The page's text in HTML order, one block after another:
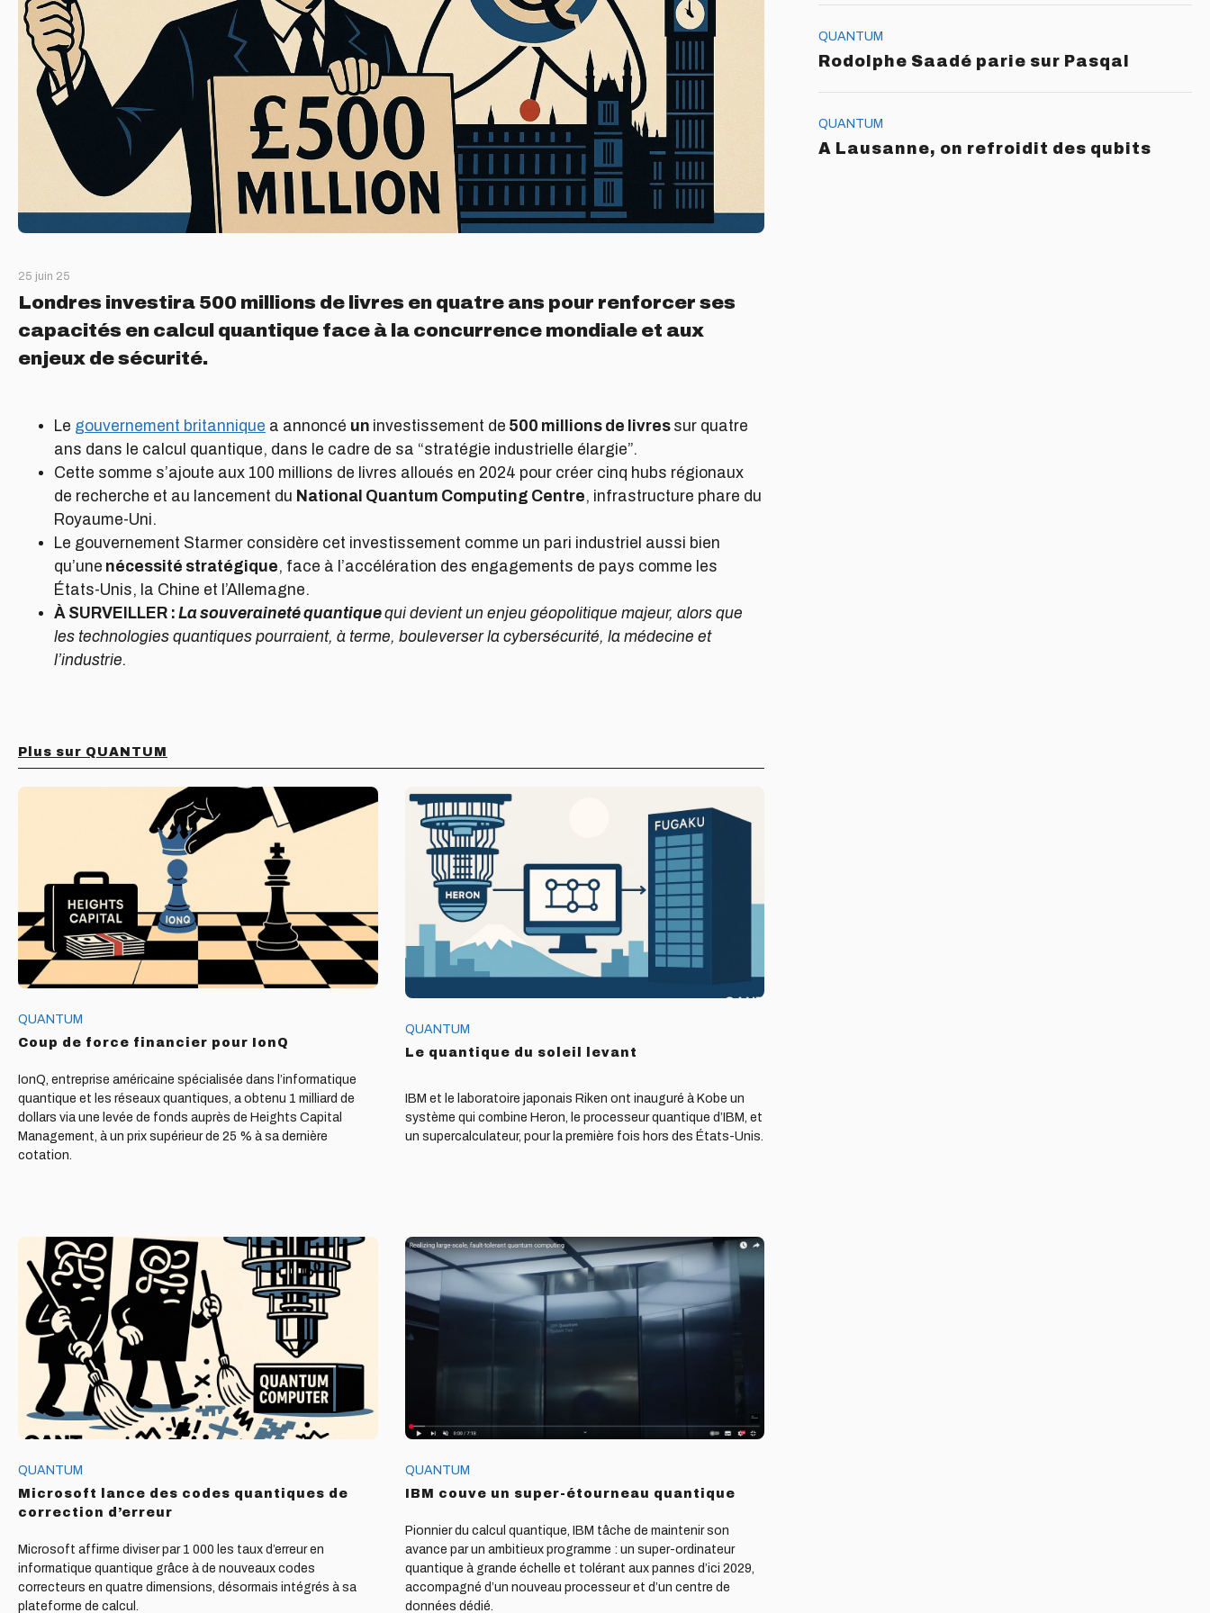
25 juin 25
Londres investira 500 millions de livres en quatre ans pour renforcer ses
capacités en calcul quantique face à la concurrence mondiale et aux
enjeux de sécurité.
Le gouvernement britannique a annoncé un investissement de 500 millions de livres sur quatre
ans dans le calcul quantique, dans le cadre de sa “stratégie industrielle élargie”.
Cette somme s’ajoute aux 100 millions de livres alloués en 2024 pour créer cinq hubs régionaux
de recherche et au lancement du National Quantum Computing Centre, infrastructure phare du
Royaume-Uni.
Le gouvernement Starmer considère cet investissement comme un pari industriel aussi bien
qu’une nécessité stratégique, face à l’accélération des engagements de pays comme les
États-Unis, la Chine et l’Allemagne.
À SURVEILLER : La souveraineté quantiquequi devient un enjeu géopolitique majeur, alors que
les technologies quantiques pourraient, à terme, bouleverser la cybersécurité, la médecine et
l’industrie.
Plus sur QUANTUM
Coup
IonQ
QUANTUM
Coup de force financier pour IonQ
IonQ, entreprise américaine spécialisée dans l’informatique
quantique et les réseaux quantiques, a obtenu 1 milliard de
dollars via une levée de fonds auprès de Heights Capital
Management, à un prix supérieur de 25 % à sa dernière
cotation.
Le
quantique
soleil
levant
QUANTUM
Le quantique du soleil levant
IBM et le laboratoire japonais Riken ont inauguré à Kobe un
système qui combine Heron, le processeur quantique d’IBM, et
un supercalculateur, pour la première fois hors des États-Unis.
Microsoft
lance
des
codes
quantiques
correction
d’erreur
QUANTUM
Microsoft lance des codes quantiques de
correction d’erreur
Microsoft affirme diviser par 1 000 les taux d’erreur en
informatique quantique grâce à de nouveaux codes
correcteurs en quatre dimensions, désormais intégrés à sa
plateforme de calcul.
IBM
couve
super-
étourneau
quantique
QUANTUM
IBM couve un super-étourneau quantique
Pionnier du calcul quantique, IBM tâche de maintenir son
avance par un ambitieux programme : un super-ordinateur
quantique à grande échelle et tolérant aux pannes d’ici 2029,
accompagné d’un nouveau processeur et d’un centre de
données dédié.
QUANTUM
Rodolphe Saadé parie sur Pasqal
QUANTUM
A Lausanne, on refroidit des qubits